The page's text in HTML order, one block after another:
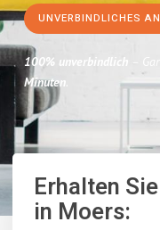
UNVERBINDLICHES
100% unverbindlich –
Minuten.
Erhalten
in Moers: